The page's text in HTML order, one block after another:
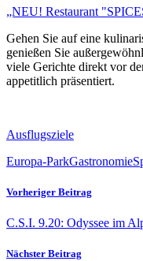
Welt"“
YouTube
anzeigen
„NEU! Restaurant
Gehen Sie auf eine
genießen Sie
viele Gerichte direkt vor
appetitlich präsentiert.
Ausflugsziele
Europa-ParkGastronomie
Vorheriger Beitrag
C.S.I. 9.20: Odyssee im
Nächster Beitrag